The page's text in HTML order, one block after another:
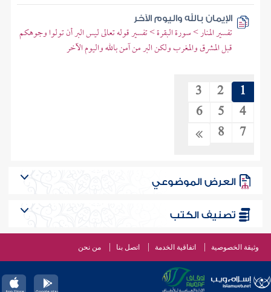
الإيمان بالله واليوم الآخر
تفسير المنار > سورة البقرة > تفسير قوله تعالى ليس البر أن تولوا وجوهكم
قبل المشرق والمغرب ولكن البر من آمن بالله واليوم الآخر
1
2
3
4
5
6
7
8
العرض الموضوعي
تصنيف الكتب
وثيقة الخصوصية اتفاقية الخدمة اتصل بنا من نحن